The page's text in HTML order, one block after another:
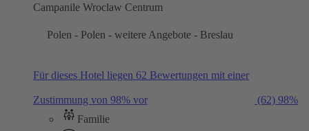
Campanile Wroclaw Centrum
Polen - Polen - weitere Angebote - Breslau
Für dieses Hotel liegen 62 Bewertungen mit einer
Zustimmung von 98% vor (62) 98%
Familie